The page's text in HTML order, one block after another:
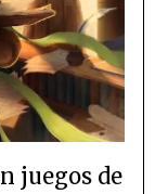
juegos de